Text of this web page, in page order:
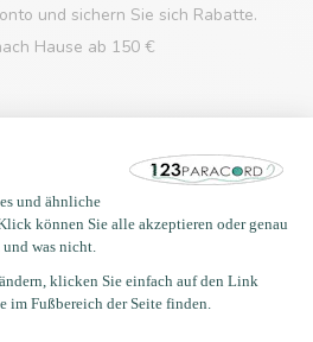
und sichern Sie sich Rabatte.
Hause ab 150 €